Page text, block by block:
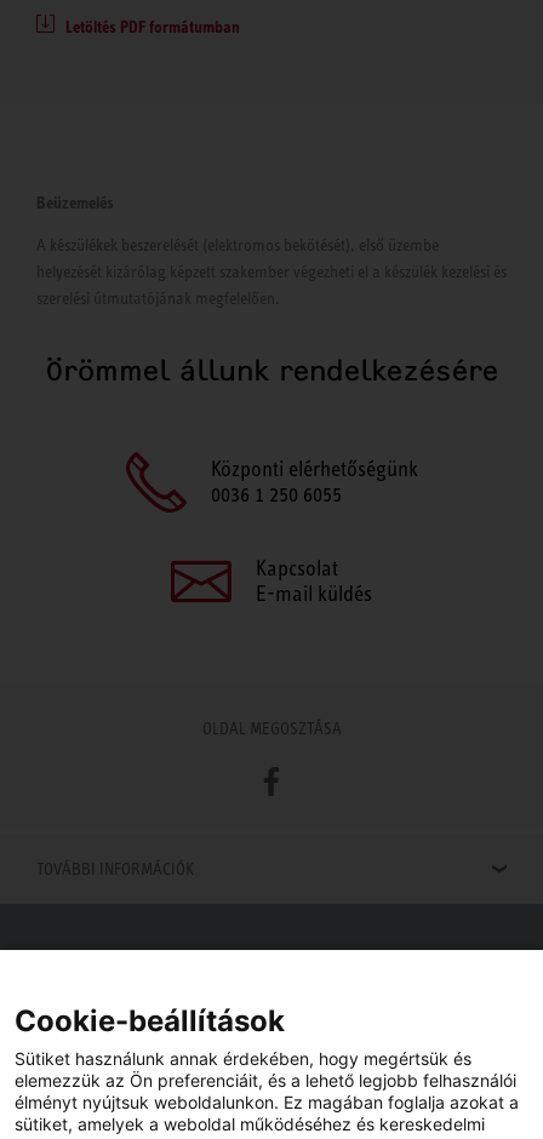
Letöltés PDF formátumban
Beüzemelés
A készülékek beszerelését (elektromos bekötését), első üzembe
helyezését kizárólag képzett szakember végezheti el a készülék kezelési és
szerelési útmutatójának megfelelően.
Örömmel állunk rendelkezésére
Központi elérhetőségünk
0036 1 250 6055
Kapcsolat
E-mail küldés
OLDAL MEGOSZTÁSA
Facebook
TOVÁBBI INFORMÁCIÓK
Viszonteladót keres az Ön közelében? Nem probléma.
Cookie-beállítások
Sütiket használunk annak érdekében, hogy megértsük és
elemezzük az Ön preferenciáit, és a lehető legjobb felhasználói
élményt nyújtsuk weboldalunkon. Ez magában foglalja azokat a
sütiket, amelyek a weboldal működéséhez és kereskedelmi